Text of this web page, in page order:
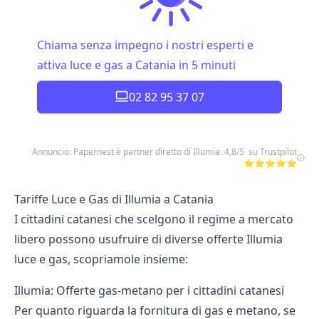
Chiama senza impegno i nostri esperti e
attiva luce e gas a Catania in 5 minuti
02 82 95 37 07
Annuncio: Papernest è partner diretto di Illumia. 4,8/5 su Trustpilot
⭐⭐⭐⭐⭐
Tariffe Luce e Gas di Illumia a Catania
I cittadini catanesi che scelgono il regime a mercato
libero possono usufruire di diverse offerte Illumia
luce e gas, scopriamole insieme:
Illumia: Offerte gas-metano per i cittadini catanesi
Per quanto riguarda la fornitura di gas e metano, se